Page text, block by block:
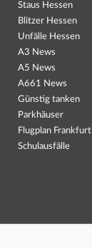
Staus Hessen
Blitzer Hessen
Unfälle Hessen
A3 News
A5 News
A661 News
Günstig tanken
Parkhäuser
Flugplan Frankfurt
Schulausfälle